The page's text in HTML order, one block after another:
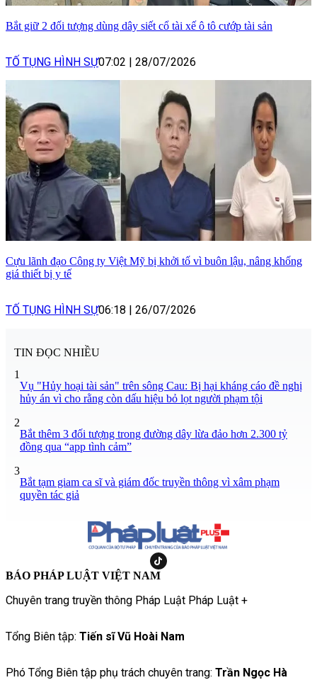
Bắt giữ 2 đối tượng dùng dây siết cổ tài xế ô tô cướp tài sản
TỐ TỤNG HÌNH SỰ07:02 | 28/07/2026
Cựu lãnh đạo Công ty Việt Mỹ bị khởi tố vì buôn lậu, nâng khống
giá thiết bị y tế
TỐ TỤNG HÌNH SỰ06:18 | 26/07/2026
TIN ĐỌC NHIỀU
1
Vụ "Hủy hoại tài sản" trên sông Cau: Bị hại kháng cáo đề nghị
hủy án vì cho rằng còn dấu hiệu bỏ lọt người phạm tội
2
Bắt thêm 3 đối tượng trong đường dây lừa đảo hơn 2.300 tỷ
đồng qua “app tình cảm”
3
Bắt tạm giam ca sĩ và giám đốc truyền thông vì xâm phạm
quyền tác giả
BÁO PHÁP LUẬT VIỆT NAM
Chuyên trang truyền thông Pháp Luật Pháp Luật +
Tổng Biên tập: Tiến sĩ Vũ Hoài Nam
Phó Tổng Biên tập phụ trách chuyên trang: Trần Ngọc Hà